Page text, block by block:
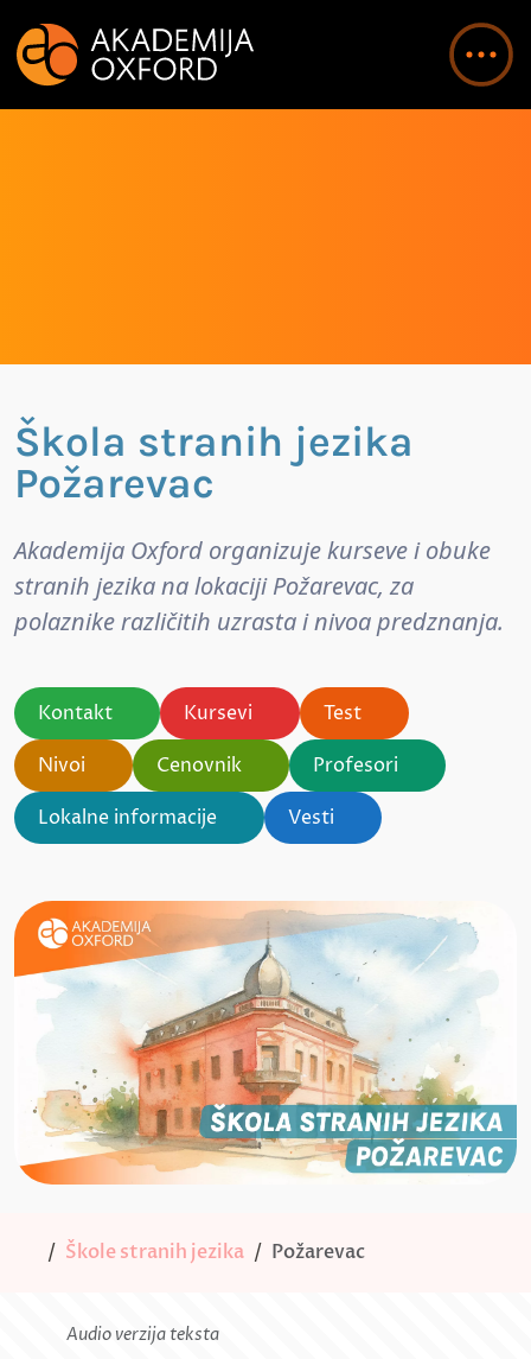
Škola stranih jezika
Požarevac
Akademija Oxford organizuje kurseve i obuke
stranih jezika na lokaciji Požarevac, za
polaznike različitih uzrasta i nivoa predznanja.
Kontakt Kursevi
Test
Nivoi
Cenovnik
Profesori
Lokalne informacije
Vesti
Škole stranih jezika Požarevac
Audio verzija teksta